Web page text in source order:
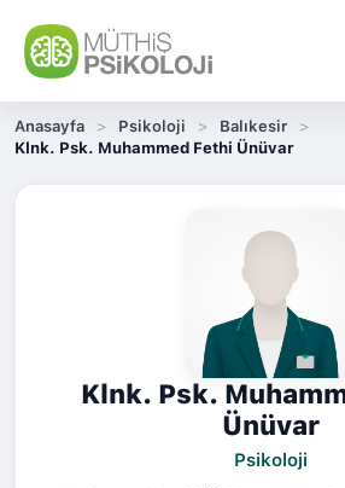
Anasayfa Psikoloji
Balıkesir
Klnk. Psk. Muhammed Fethi Ünüvar
Klnk. Psk.
Ünüvar
Psikoloji